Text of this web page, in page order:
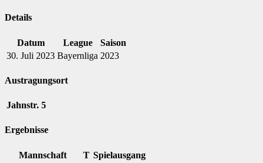
Details
Datum League
Saison
30. Juli 2023 Bayernliga 2023
Austragungsort
Jahnstr. 5
Ergebnisse
Mannschaft T Spielausgang